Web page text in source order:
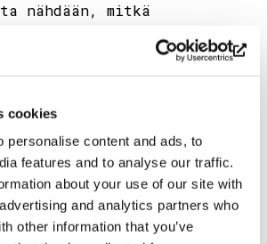
cookies
personalise content and ads, to
features and to analyse our traffic.
about your use of our site with
and analytics partners who
other information that you’ve
nähdään, mitkä
ei nouse riittävästi jo
ansiosta,
seuraavana vuonna.
männyt kuuluvat
turvemaalle, mutta
poistaa hallitseva
puut sitovat myös